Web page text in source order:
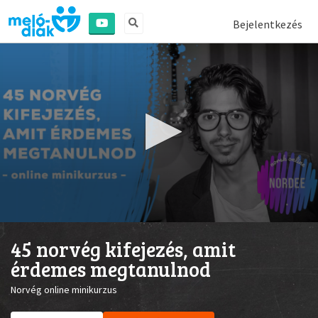
Bejelentkezés
minute,
seconds
45 norvég kifejezés, amit
érdemes megtanulnod
Norvég online minikurzus